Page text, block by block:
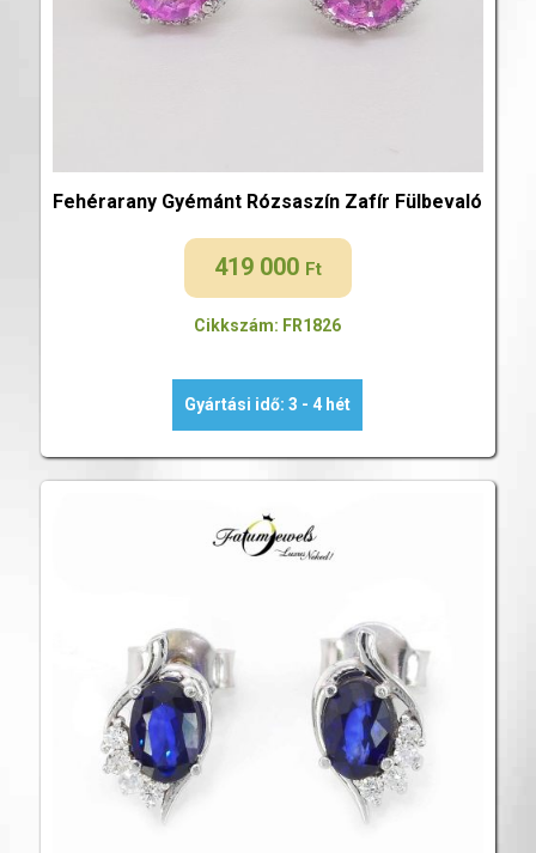
Fehérarany Gyémánt Rózsaszín Zafír Fülbevaló
419 000 Ft
Cikkszám: FR1826
Gyártási idő: 3 - 4 hét